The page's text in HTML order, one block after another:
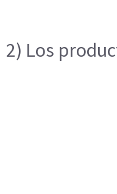
2) Los